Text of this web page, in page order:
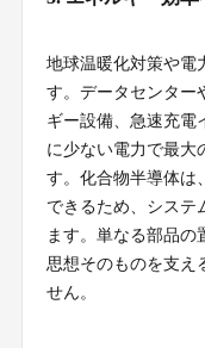
地球温暖化対策や電
す。データセンター
ギー設備、急速充電
に少ない電力で最大
す。化合物半導体は
できるため、システ
ます。単なる部品の
思想そのものを支え
せん。